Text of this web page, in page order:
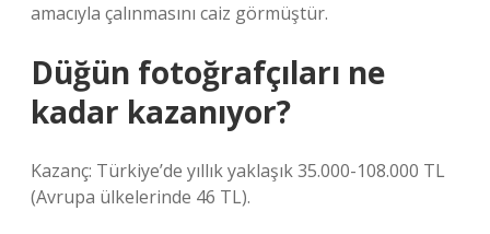
amacıyla çalınmasını caiz görmüştür.
Düğün fotoğrafçıları ne
kadar kazanıyor?
Kazanç: Türkiye’de yıllık yaklaşık 35.000-108.000 TL
(Avrupa ülkelerinde 46 TL).